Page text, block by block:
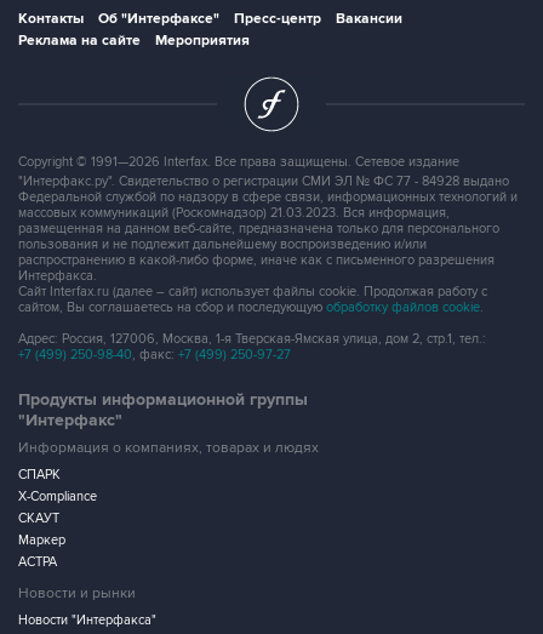
Контакты Об "Интерфаксе" Пресс-центр
Вакансии
Реклама на сайте
Мероприятия
Copyright © 1991—2026 Interfax. Все права защищены. Сетевое издание
"Интерфакс.ру". Свидетельство о регистрации СМИ ЭЛ № ФС 77 - 84928 выдано
Федеральной службой по надзору в сфере связи, информационных технологий и
массовых коммуникаций (Роскомнадзор) 21.03.2023. Вся информация,
размещенная на данном веб-сайте, предназначена только для персонального
пользования и не подлежит дальнейшему воспроизведению и/или
распространению в какой-либо форме, иначе как с письменного разрешения
Интерфакса.
Сайт Interfax.ru (далее – сайт) использует файлы cookie. Продолжая работу с
сайтом, Вы соглашаетесь на сбор и последующую обработку файлов cookie.
Адрес: Россия, 127006, Москва, 1-я Тверская-Ямская улица, дом 2, стр.1, тел.:
+7 (499) 250-98-40, факс: +7 (499) 250-97-27
Продукты информационной группы
"Интерфакс"
Информация о компаниях, товарах и людях
СПАРК
X-Compliance
СКАУТ
Маркер
АСТРА
Новости и рынки
Новости "Интерфакса"